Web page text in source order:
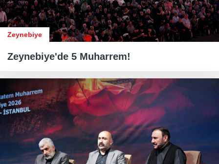
Zeynebiye
Zeynebiye'de 5 Muharrem!